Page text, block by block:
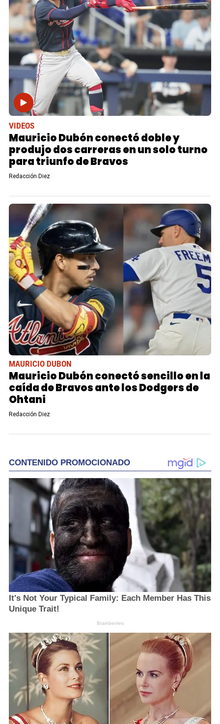
VIDEOS
Mauricio Dubón conectó doble y
produjo dos carreras en un solo turno
para triunfo de Bravos
Redacción Diez
MAURICIO DUBON
Mauricio Dubón conectó sencillo en la
caída de Bravos ante los Dodgers de
Ohtani
Redacción Diez